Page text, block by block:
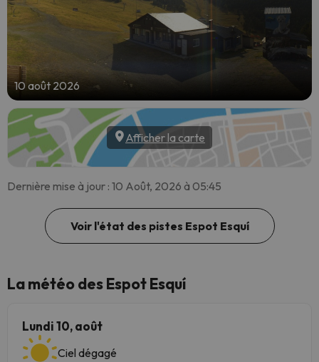
10 août 2026
Afficher la carte
Dernière mise à jour : 10 Août, 2026 à 05:45
Voir l'état des pistes Espot Esquí
La météo des Espot Esquí
Lundi 10, août
Ciel dégagé